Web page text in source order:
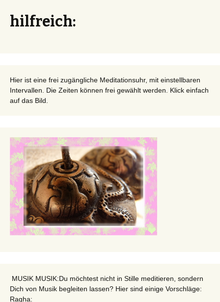
hilfreich:
Hier ist eine frei zugängliche Meditationsuhr, mit einstellbaren
Intervallen. Die Zeiten können frei gewählt werden. Klick einfach
auf das Bild.
MUSIK MUSIK:Du möchtest nicht in Stille meditieren, sondern
Dich von Musik begleiten lassen? Hier sind einige Vorschläge:
Ragha: